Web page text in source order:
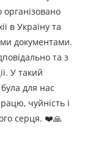
в Україну та
документами.
та з
У такий
для нас
чуйність і
серця. ❤️🙏